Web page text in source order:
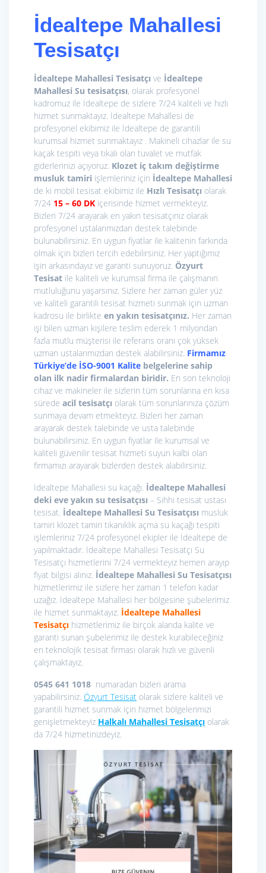
İdealtepe Mahallesi
Tesisatçı
İdealtepe Mahallesi Tesisatçı ve İdealtepe
Mahallesi Su tesisatçısı, olarak profesyonel
kadromuz ile İdealtepe de sizlere 7/24 kaliteli ve hızlı
hizmet sunmaktayız. İdealtepe Mahallesi de
profesyonel ekibimiz ile İdealtepe de garantili
kurumsal hizmet sunmaktayız . Makineli cihazlar ile su
kaçak tespiti veya tıkalı olan tuvalet ve mutfak
giderlerinizi açıyoruz. Klozet iç takım değiştirme
musluk tamiri işlemleriniz için İdealtepe Mahallesi
de ki mobil tesisat ekibimiz ile Hızlı Tesisatçı olarak
7/24 15 – 60 DK içerisinde hizmet vermekteyiz.
Bizleri 7/24 arayarak en yakın tesisatçınız olarak
profesyonel ustalarımızdan destek talebinde
bulunabilirsiniz. En uygun fiyatlar ile kalitenin farkında
olmak için bizleri tercih edebilirsiniz. Her yaptığımız
işin arkasındayız ve garanti sunuyoruz. Özyurt
Tesisat ile kaliteli ve kurumsal firma ile çalışmanın
mutluluğunu yaşarsınız. Sizlere her zaman güler yüz
ve kaliteli garantili tesisat hizmeti sunmak için uzman
kadrosu ile birlikte en yakın tesisatçınız. Her zaman
işi bilen uzman kişilere teslim ederek 1 milyondan
fazla mutlu müşterisi ile referans oranı çok yüksek
uzman ustalarımızdan destek alabilirsiniz. Firmamız
Türkiye’de İSO-9001 Kalite belgelerine sahip
olan ilk nadir firmalardan biridir. En son teknoloji
cihaz ve makineler ile sizlerin tüm sorunlarına en kısa
sürede acil tesisatçı olarak tüm sorunlarınıza çözüm
sunmaya devam etmekteyiz. Bizleri her zaman
arayarak destek talebinde ve usta talebinde
bulunabilirsiniz. En uygun fiyatlar ile kurumsal ve
kaliteli güvenilir tesisat hizmeti suyun kalbi olan
firmamızı arayarak bizlerden destek alabilirsiniz.
İdealtepe Mahallesi su kaçağı. İdealtepe Mahallesi
deki eve yakın su tesisatçısı – Sıhhi tesisat ustası
tesisat. İdealtepe Mahallesi Su Tesisatçısı musluk
tamiri klozet tamiri tıkanıklık açma su kaçağı tespiti
işlemleriniz 7/24 profesyonel ekipler ile İdealtepe de
yapılmaktadır. İdealtepe Mahallesi Tesisatçı Su
Tesisatçı hizmetlerini 7/24 vermekteyiz hemen arayıp
fiyat bilgisi alınız. İdealtepe Mahallesi Su Tesisatçısı
hizmetlerimiz ile sizlere her zaman 1 telefon kadar
uzağız. İdealtepe Mahallesi her bölgesine şubelerimiz
ile hizmet sunmaktayız. İdealtepe Mahallesi
Tesisatçı hizmetlerimiz ile birçok alanda kalite ve
garanti sunan şubelerimiz ile destek kurabileceğiniz
en teknolojik tesisat firması olarak hızlı ve güvenli
çalışmaktayız.
0545 641 1018 numaradan bizleri arama
yapabilirsiniz. Özyurt Tesisat olarak sizlere kaliteli ve
garantili hizmet sunmak için hizmet bölgelerimizi
genişletmekteyiz Halkalı Mahallesi Tesisatçı olarak
da 7/24 hizmetinizdeyiz.